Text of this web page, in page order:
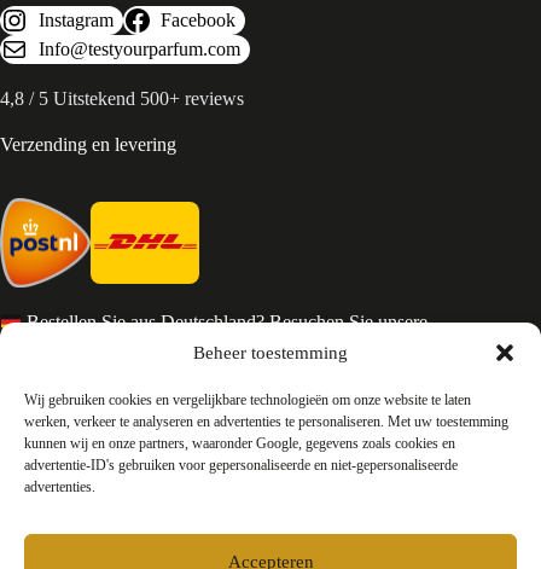
Beheer toestemming
Wij gebruiken cookies en vergelijkbare technologieën om onze website te laten
werken, verkeer te analyseren en advertenties te personaliseren. Met uw toestemming
kunnen wij en onze partners, waaronder Google, gegevens zoals cookies en
advertentie-ID's gebruiken voor gepersonaliseerde en niet-gepersonaliseerde
advertenties.
Accepteren
Instagram
Facebook
Info@testyourparfum.com
4,8 / 5 Uitstekend 500+ reviews
Verzending en levering
Bestellen Sie aus Deutschland? Besuchen Sie unsere
Services en Contact
Algemene voorwaarden
Retourneren
Privacy
Contact